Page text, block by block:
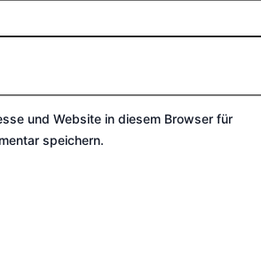
und Website in diesem Browser für
speichern.